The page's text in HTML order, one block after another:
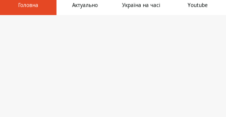
Судя по результатам, в Киеве продолжают
Головна Актуально Україна на часі Youtube